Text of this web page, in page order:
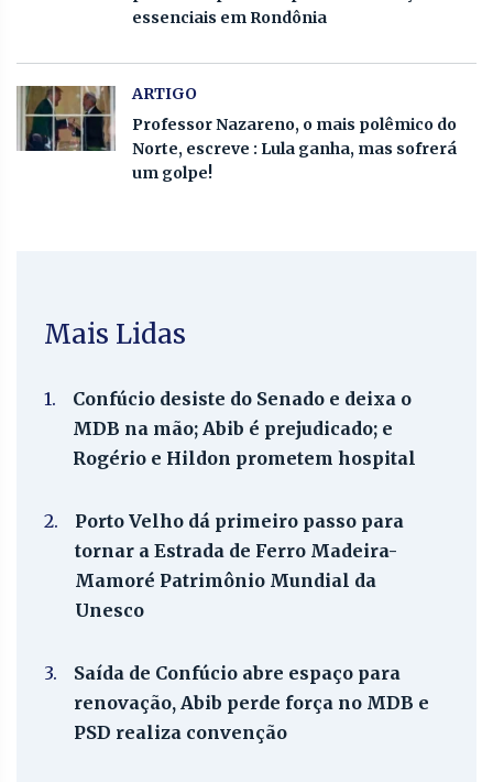
essenciais em Rondônia
ARTIGO
Professor Nazareno, o mais polêmico do
Norte, escreve : Lula ganha, mas sofrerá
um golpe!
Mais Lidas
1.
Confúcio desiste do Senado e deixa o
MDB na mão; Abib é prejudicado; e
Rogério e Hildon prometem hospital
2.
Porto Velho dá primeiro passo para
tornar a Estrada de Ferro Madeira-
Mamoré Patrimônio Mundial da
Unesco
3.
Saída de Confúcio abre espaço para
renovação, Abib perde força no MDB e
PSD realiza convenção